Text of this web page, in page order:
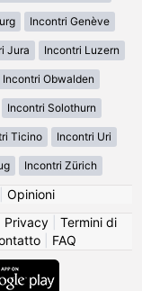
Incontri Genève
Jura Incontri Luzern
Incontri Obwalden
Incontri Solothurn
Ticino Incontri Uri
Incontri Zürich
Opinioni
Privacy| Termini di
| FAQ